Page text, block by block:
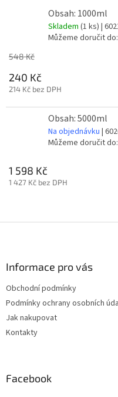
Obsah: 1000ml
Skladem (1 ks) |
Můžeme doručit do:
548 Kč
240 Kč
214 Kč bez DPH
Obsah: 5000ml
Na objednávku |
Můžeme doručit do:
1 598 Kč
1 427 Kč bez DPH
Informace pro vás
Obchodní podmínky
Podmínky ochrany osobních
Jak nakupovat
Kontakty
Facebook